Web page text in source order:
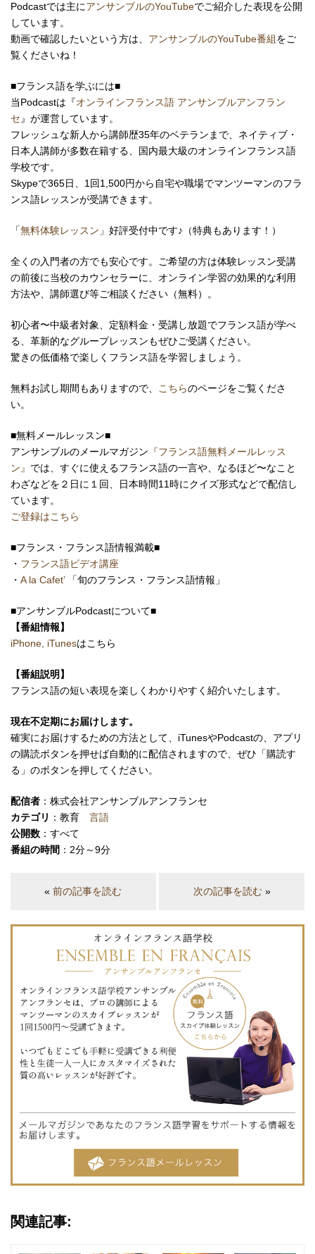
Podcastでは主にアンサンブルのYouTubeでご紹介した表現を公開
しています。
動画で確認したいという方は、 アンサンブルのYouTube番組をご
覧くださいね！
■フランス語を学ぶには■
当Podcastは『オンラインフランス語 アンサンブルアンフラン
セ 』が運営しています。
フレッシュな新人から講師歴35年のベテランまで、ネイティブ・
日本人講師が多数在籍する、国内最大級のオンラインフランス語
学校です。
Skypeで365日、1回1,500円から自宅や職場でマンツーマンのフラ
ンス語レッスンが受講できます。
「無料体験レッスン 」好評受付中です♪（特典もあります！）
全くの入門者の方でも安心です。ご希望の方は体験レッスン受講
の前後に当校のカウンセラーに、オンライン学習の効果的な利用
方法や、講師選び等ご相談ください（無料）。
初心者〜中級者対象、定額料金・受講し放題でフランス語が学べ
る、革新的なグループレッスンもぜひご受講ください。
驚きの低価格で楽しくフランス語を学習しましょう。
無料お試し期間もありますので、 こちらのページをご覧くださ
い。
■無料メールレッスン■
アンサンブルのメールマガジン 『フランス語無料メールレッス
ン』 では、すぐに使えるフランス語の一言や、なるほど〜なこと
わざなどを２日に１回、日本時間11時にクイズ形式などで配信し
ています。
ご登録はこちら
■フランス・フランス語情報満載■
・ フランス語ビデオ講座
・ A la Cafet’「旬のフランス・フランス語情報」
■アンサンブルPodcastについて■
【番組情報】
iPhone, iTunesはこちら
【番組説明】
フランス語の短い表現を楽しくわかりやすく紹介いたします。
現在不定期にお届けします。
確実にお届けするための方法として、iTunesやPodcastの、アプリ
の購読ボタンを押せば自動的に配信されますので、ぜひ「購読す
る」のボタンを押してください。
配信者 ：株式会社アンサンブルアンフランセ
カテゴリ ：教育 言語
公開数 ：すべて
番組の時間 ：2分～9分
«前の記事を読む 次の記事を読む»
関連記事: